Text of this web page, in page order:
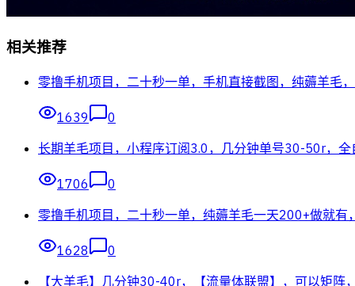
相关推荐
零撸手机项目，二十秒一单，手机直接截图，纯薅羊毛
1639
0
长期羊毛项目，小程序订阅3.0，几分钟单号30-50r，全
1706
0
零撸手机项目，二十秒一单，纯薅羊毛一天200+做就有
1628
0
【大羊毛】几分钟30-40r，【流量体联盟】，可以矩阵